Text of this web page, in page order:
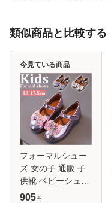
類似商品と比較する
フォーマルシュー
ズ 女の子 通販 子
供靴 ベビーシュー
ズ フォーマル ドレ
905円
今見ている商品